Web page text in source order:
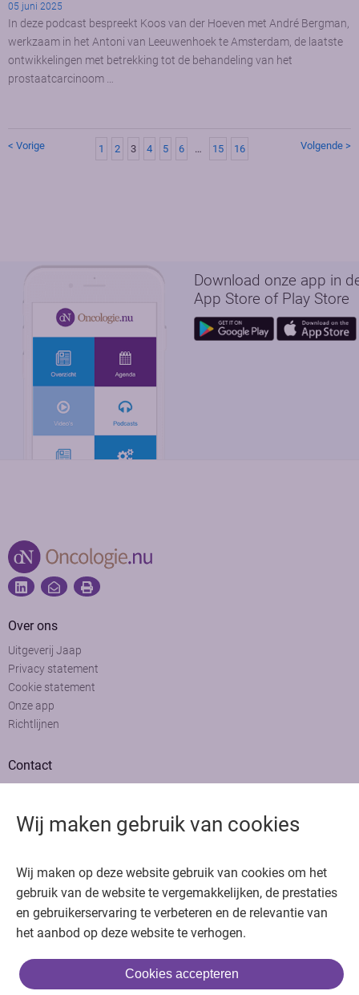
Wij maken gebruik van cookies
Wij maken op deze website gebruik van cookies om het
gebruik van de website te vergemakkelijken, de prestaties
en gebruikerservaring te verbeteren en de relevantie van
het aanbod op deze website te verhogen.
Cookies accepteren
Bedankt voor het bezoeken van Oncologie.nu
Krijg gratis toegang in 30 seconden of log in om verder te gaan
of
05 juni 2025
In deze podcast bespreekt Koos van der Hoeven met André Bergman,
werkzaam in het Antoni van Leeuwenhoek te Amsterdam, de laatste
ontwikkelingen met betrekking tot de behandeling van het
prostaatcarcinoom …
< Vorige 1 2 3 4 5 6 … 15 16 Volgende >
Download onze app in
App Store of Play Store
Over ons
Uitgeverij Jaap
Privacy statement
Cookie statement
Onze app
Richtlijnen
Contact
Adverteren
Copyright © 2026. Uitgeverij Jaap. Alle rechten voorbehouden.